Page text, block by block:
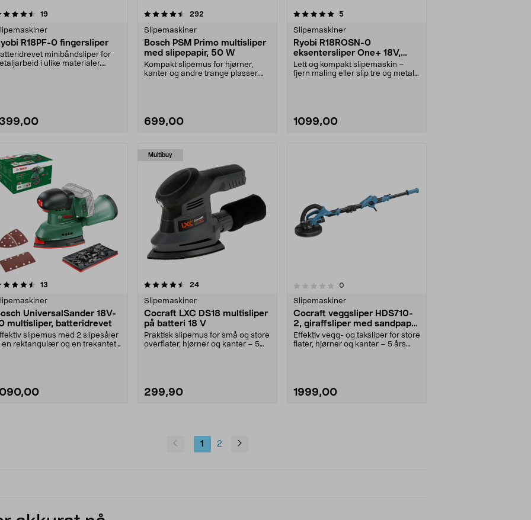
19anmeldelser
R18PF-0 fingersliper
minibåndsliper for
i ulike materialer.
4.5 av 5 stjerner 292
Slipemaskiner
Bosch PSM Primo multisliper
med slipepapir, 50 W
Kompakt slipemus for hjørner,
kanter og andre trange plasser.
699,00
5.0 av 5 stjerner 5anmeldelser
Slipemaskiner
Ryobi R18ROSN-0
eksentersliper One+ 18V,
batteridrevet
Lett og kompakt slipemaskin –
fjern maling eller slip tre og metall.
1099,00
13
UniversalSander 18V-
multisliper, batteridrevet
slipemus med 2 slipesåler
en rektangulær og en trekantet.
Multibuy
4.5 av 5 stjerner 24anmeldelser
Slipemaskiner
Cocraft LXC DS18 multisliper
på batteri 18 V
Praktisk slipemus for små og store
overflater, hjørner og kanter – 5
299,90
0.0 av 5 stjerner 0
Slipemaskiner
Cocraft veggsliper HDS710-
2, giraffsliper med sandpapir,
710 W
Effektiv vegg- og taksliper for store
flater, hjørner og kanter – 5 års
1999,00
1 2